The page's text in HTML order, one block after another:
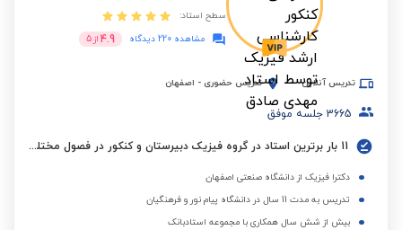
سطح استاد:
مشاهده 220 دیدگاه
4.9 از 5
تدریس آنلاین تدریس حضوری - اصفهان
3665 جلسه موفق
11 بار برترین استاد در گروه فیزیک دبیرستان و کنکور در فصول مختلف
دکترا فیزیک از دانشگاه صنعتی اصفهان
تدریس به مدت 11 سال در دانشگاه پیام نور و فرهنگیان
بیش از شش سال همکاری با مجموعه استادبانک